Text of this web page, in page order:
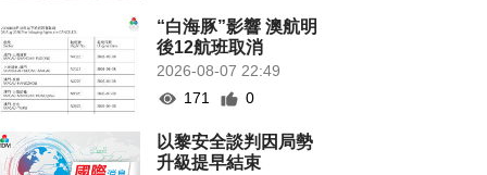
“白海豚”影響 澳航明
後12航班取消
2026-08-07 22:49
171
0
以黎安全談判因局勢
升級提早結束